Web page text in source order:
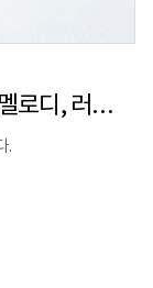
[playlist] 추억을 불러오는 겨울의 멜로디, 러브레터 OST (Orchestra ver.)
.